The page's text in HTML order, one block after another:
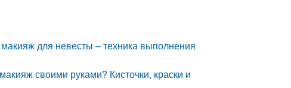
для невесты – техника выполнения
своими руками? Кисточки, краски и